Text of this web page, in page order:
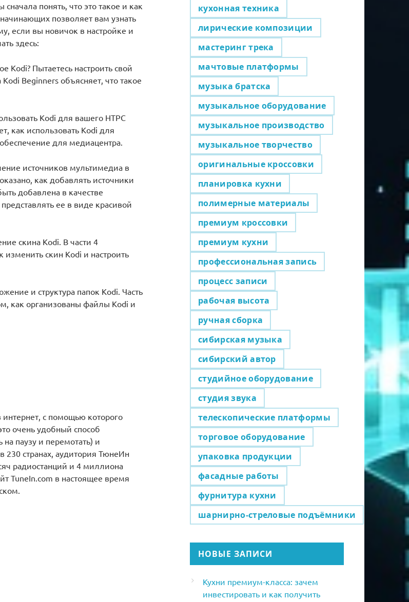
понять, что это такое и как
позволяет вам узнать
если вы новичок в настройке и
здесь:
Kodi? Пытаетесь настроить свой
Kodi Beginners объясняет, что такое
Kodi для вашего HTPC
как использовать Kodi для
для медиацентра.
источников мультимедиа в
как добавлять источники
добавлена ​​в качестве
ее в виде красивой
скина Kodi. В части 4
скин Kodi и настроить
и структура папок Kodi. Часть
как организованы файлы Kodi и
с помощью которого
очень удобный способ
паузу и перемотать) и
230 странах, аудитория ТюнеИн
радиостанций и 4 миллиона
TuneIn.com в настоящее время
кухонная техника
лирические композиции
мастеринг трека
мачтовые платформы
музыка братска
музыкальное оборудование
музыкальное производство
музыкальное творчество
оригинальные кроссовки
планировка кухни
полимерные материалы
премиум кроссовки
премиум кухни
профессиональная запись
процесс записи
рабочая высота
ручная сборка
сибирская музыка
сибирский автор
студийное оборудование
студия звука
телескопические платформы
торговое оборудование
упаковка продукции
фасадные работы
фурнитура кухни
шарнирно-стреловые подъёмники
НОВЫЕ ЗАПИСИ
Кухни премиум-класса: зачем
инвестировать и как получить